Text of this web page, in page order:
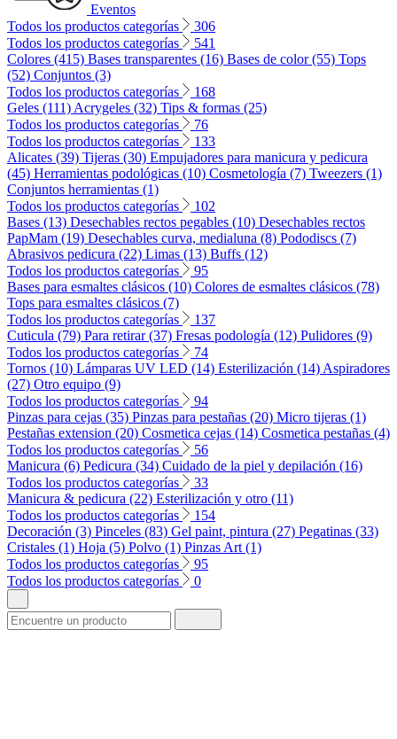
Eventos
Todos los productos categorías
306
Todos los productos categorías
541
Colores (415) Bases transparentes (16) Bases de color (55) Tops
(52) Conjuntos (3)
Todos los productos categorías
168
Geles (111) Acrygeles (32) Tips & formas (25)
Todos los productos categorías
76
Todos los productos categorías
133
Alicates (39) Tijeras (30) Empujadores para manicura y pedicura
(45) Herramientas podológicas (10) Cosmetología (7) Tweezers (1)
Conjuntos herramientas (1)
Todos los productos categorías
102
Bases (13) Desechables rectos pegables (10) Desechables rectos
PapMam (19) Desechables curva, medialuna (8) Pododiscs (7)
Abrasivos pedicura (22) Limas (13) Buffs (12)
Todos los productos categorías
95
Bases para esmaltes clásicos (10) Colores de esmaltes clásicos (78)
Tops para esmaltes clásicos (7)
Todos los productos categorías
137
Cuticula (79) Para retirar (37) Fresas podología (12) Pulidores (9)
Todos los productos categorías
74
Tornos (10) Lámparas UV LED (14) Esterilización (14) Aspiradores
(27) Otro equipo (9)
Todos los productos categorías
94
Pinzas para cejas (35) Pinzas para pestañas (20) Micro tijeras (1)
Pestañas extension (20) Cosmetica cejas (14) Cosmetica pestañas (4)
Todos los productos categorías
56
Manicura (6) Pedicura (34) Cuidado de la piel y depilación (16)
Todos los productos categorías
33
Manicura & pedicura (22) Esterilización y otro (11)
Todos los productos categorías
154
Decoración (3) Pinceles (83) Gel paint, pintura (27) Pegatinas (33)
Cristales (1) Hoja (5) Polvo (1) Pinzas Art (1)
Todos los productos categorías
95
Todos los productos categorías
0